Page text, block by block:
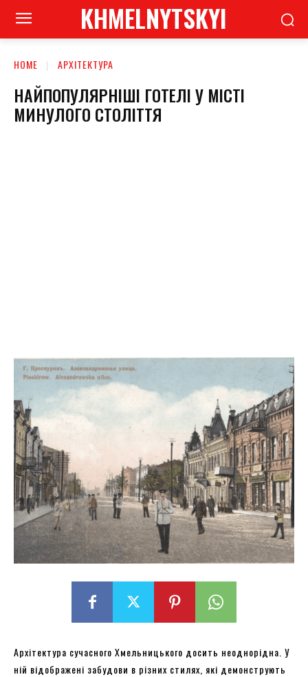
KHMELNYTSKYI
HOME АРХІТЕКТУРА
НАЙПОПУЛЯРНІШІ ГОТЕЛІ У МІСТІ
МИНУЛОГО СТОЛІТТЯ
Архітектура сучасного Хмельницького досить неоднорідна. У
ній відображені забудови в різних стилях, які демонструють